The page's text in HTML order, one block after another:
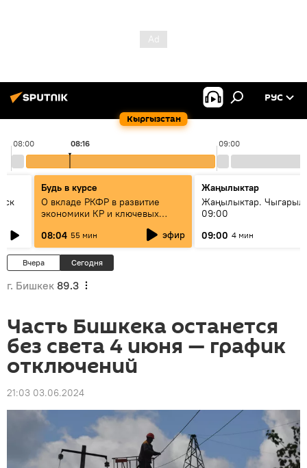
Кыргызстан
РУС
08:00 09:00
08:16
Будь в курсе
О вкладе РКФР в развитие
экономики КР и ключевых
08:04 55 мин эфир
Жаңылыктар
Жаңылыктар.
09:00
09:00 4 мин
Вчера Сегодня
г. Бишкек 89.3
Часть Бишкека останется
без света 4 июня — график
отключений
21:03 03.06.2024